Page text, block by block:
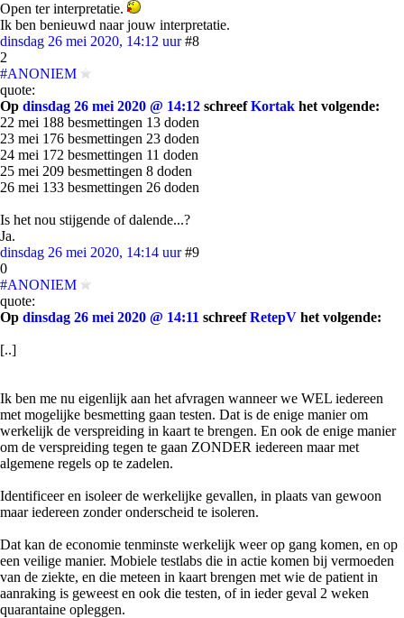
Open ter interpretatie.
Ik ben benieuwd naar jouw interpretatie.
dinsdag 26 mei 2020, 14:12 uur #8
2
#ANONIEM
quote:
Op dinsdag 26 mei 2020 @ 14:12 schreefKortak het volgende:
22 mei 188 besmettingen 13 doden
23 mei 176 besmettingen 23 doden
24 mei 172 besmettingen 11 doden
25 mei 209 besmettingen 8 doden
26 mei 133 besmettingen 26 doden
Is het nou stijgende of dalende...?
Ja.
dinsdag 26 mei 2020, 14:14 uur #9
0
#ANONIEM
quote:
Op dinsdag 26 mei 2020 @ 14:11 schreefRetepV het volgende:
[..]
Ik ben me nu eigenlijk aan het afvragen wanneer we WEL iedereen
met mogelijke besmetting gaan testen. Dat is de enige manier om
werkelijk de verspreiding in kaart te brengen. En ook de enige manier
om de verspreiding tegen te gaan ZONDER iedereen maar met
algemene regels op te zadelen.
Identificeer en isoleer de werkelijke gevallen, in plaats van gewoon
maar iedereen zonder onderscheid te isoleren.
Dat kan de economie tenminste werkelijk weer op gang komen, en op
een veilige manier. Mobiele testlabs die in actie komen bij vermoeden
van de ziekte, en die meteen in kaart brengen met wie de patient in
aanraking is geweest en ook die testen, of in ieder geval 2 weken
quarantaine opleggen.